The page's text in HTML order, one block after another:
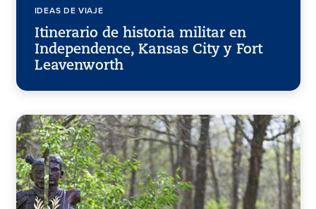
IDEAS DE VIAJE
Itinerario de historia militar en
Independence, Kansas City y Fort
Leavenworth